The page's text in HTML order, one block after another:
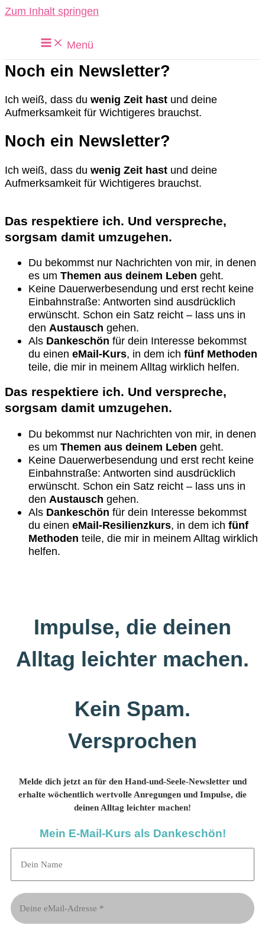
Zum Inhalt springen
Menü
Noch ein Newsletter?
Ich weiß, dass du wenig Zeit hast und deine
Aufmerksamkeit für Wichtigeres brauchst.
Noch ein Newsletter?
Ich weiß, dass du wenig Zeit hast und deine
Aufmerksamkeit für Wichtigeres brauchst.
Das respektiere ich. Und verspreche,
sorgsam damit umzugehen.
Du bekommst nur Nachrichten von mir, in denen
es um Themen aus deinem Leben geht.
Keine Dauerwerbesendung und erst recht keine
Einbahnstraße: Antworten sind ausdrücklich
erwünscht. Schon ein Satz reicht – lass uns in
den Austausch gehen.
Als Dankeschön für dein Interesse bekommst
du einen eMail-Kurs, in dem ich fünf Methoden
teile, die mir in meinem Alltag wirklich helfen.
Das respektiere ich. Und verspreche,
sorgsam damit umzugehen.
Du bekommst nur Nachrichten von mir, in denen
es um Themen aus deinem Leben geht.
Keine Dauerwerbesendung und erst recht keine
Einbahnstraße: Antworten sind ausdrücklich
erwünscht. Schon ein Satz reicht – lass uns in
den Austausch gehen.
Als Dankeschön für dein Interesse bekommst
du einen eMail-Resilienzkurs, in dem ich fünf
Methoden teile, die mir in meinem Alltag wirklich
helfen.
Impulse, die deinen
Alltag leichter machen.
Kein Spam.
Versprochen
Melde dich jetzt an für den Hand-und-Seele-Newsletter und
erhalte wöchentlich wertvolle Anregungen und Impulse, die
deinen Alltag leichter machen!
Mein E-Mail-Kurs als Dankeschön!